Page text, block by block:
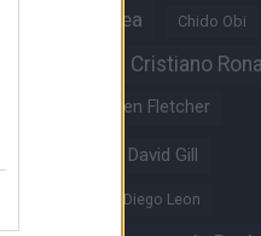
Chelsea Chido Obi
Eriksen Cristiano
Darren Fletcher
David Gill
Diego Leon